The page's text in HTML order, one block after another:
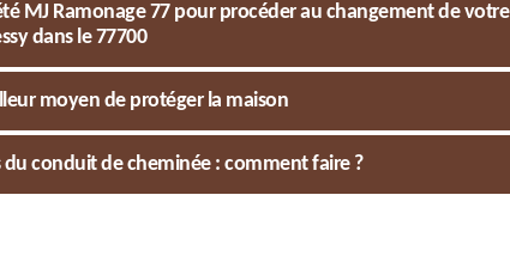
MJ Ramonage 77 pour procéder au changement de votre
dans le 77700
moyen de protéger la maison
du conduit de cheminée : comment faire ?